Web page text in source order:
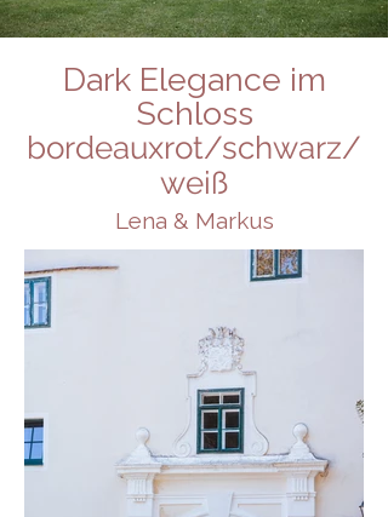
Dark Elegance im
Schloss
bordeauxrot/schwarz/
weiß
Lena & Markus